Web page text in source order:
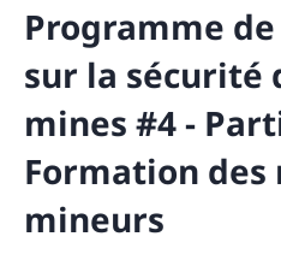
Programme
sur la sécurité
mines #4 -
Formation des
mineurs